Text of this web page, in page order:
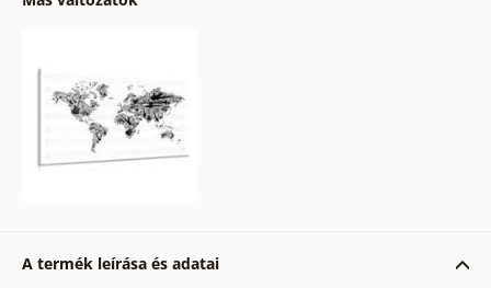
A termék leírása és adatai